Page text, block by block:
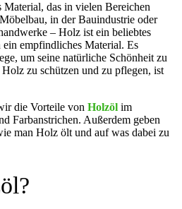
das in vielen Bereichen
in der Bauindustrie oder
– Holz ist ein beliebtes
empfindliches Material. Es
um seine natürliche Schönheit zu
zu schützen und zu pflegen, ist
die Vorteile von Holzöl im
Farbanstrichen. Außerdem geben
man Holz ölt und auf was dabei zu